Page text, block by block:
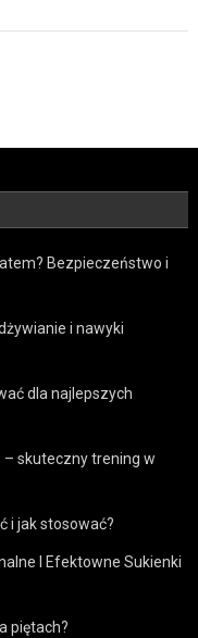
Bezpieczeństwo i
i nawyki
dla najlepszych
skuteczny trening w
i jak stosować?
I Efektowne Sukienki
piętach?